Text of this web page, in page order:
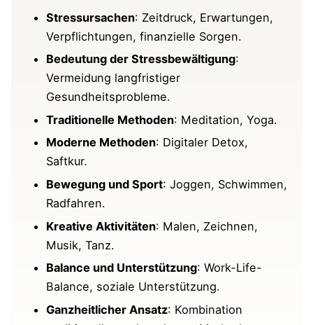
zur Beruhigung und Stressreduktion
Natürliche Heilmittel: Einsatz von Kräutern
wie Lavendel, Kamille oder Baldrian
Kreative Aktivitäten
Malen und Zeichnen
Musik und Tanz
Ernährung: Stressmindernde Lebensmittel
Schlafhygiene: Maßnahmen für besseren
Schlaf
Zeitmanagement: Techniken zur besseren
Organisation und Priorisierung von
Stressursachen: Zeitdruck, Erwartungen,
Verpflichtungen, finanzielle Sorgen.
Bedeutung der Stressbewältigung:
Vermeidung langfristiger
Gesundheitsprobleme.
Traditionelle Methoden: Meditation, Yoga.
Moderne Methoden: Digitaler Detox,
Saftkur.
Bewegung und Sport: Joggen, Schwimmen,
Radfahren.
Kreative Aktivitäten: Malen, Zeichnen,
Musik, Tanz.
Balance und Unterstützung: Work-Life-
Balance, soziale Unterstützung.
Ganzheitlicher Ansatz: Kombination